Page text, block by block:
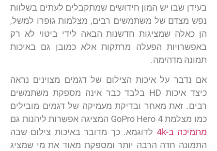
בעידן שבו יש המון חידושים שמתקבלים לעתים בשלוות
נפש מצדם של משתמשים רבים, מצלמות גופרו למשל,
הן כאלה שמציגות חדשנות הבאה לידי ביטוי לא רק
באפשרויות הפעלה מרתקות אלא כמובן גם באיכות
תמונה מדהימה.
אם נדבר על איכות הצילום של דגמים מצוינים נראה
כיצד איכות HD בלבד כבר אינה מספקת משתמשים
רבים. זאת מאחר ובדיקת מעמיקה של דגמים מובילים
כמו מצלמת GoPro Hero 4 המציגה אפשרות ליהנות גם
מתמיכה ב-4k
לדוגמא. כך מדובר באיכות צילום שבה
התמונה חדה הרבה יותר ומספקת מאוד את מי שמציג